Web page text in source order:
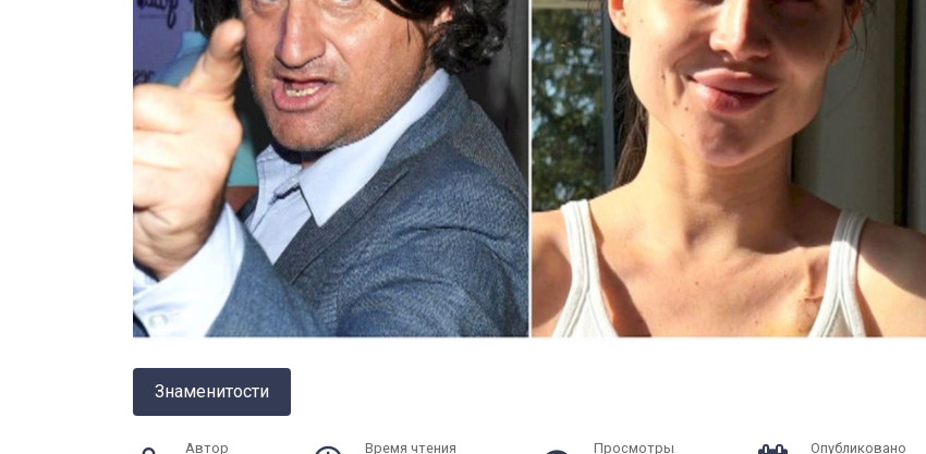
Знаменитости
Автор Время чтения Просмотры Опубликовано